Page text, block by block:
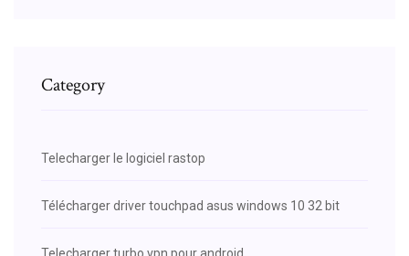
Category
Telecharger le logiciel rastop
Télécharger driver touchpad asus windows 10 32 bit
Telecharger turbo vpn pour android